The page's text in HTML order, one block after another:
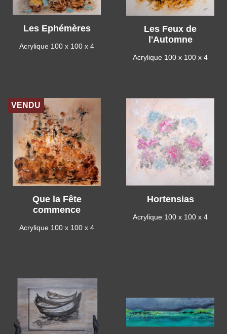
Les Ephémères
Acrylique 100 x 100 x 4
Les Feux de
l'Automne
Acrylique 100 x 100 x 4
Que la Fête
commence
Acrylique 100 x 100 x 4
VENDU
Hortensias
Acrylique 100 x 100 x 4